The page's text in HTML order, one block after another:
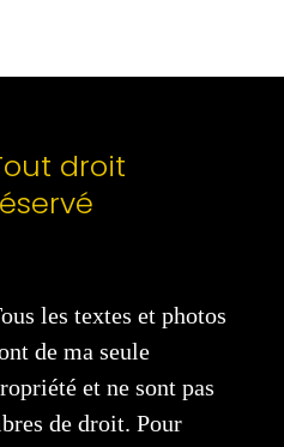
droit
les textes et photos
de ma seule
et ne sont pas
de droit. Pour